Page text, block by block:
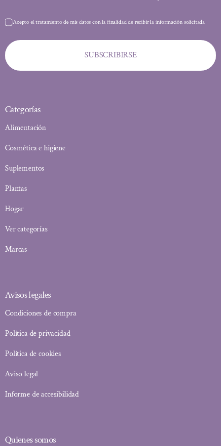
Acepto el tratamiento de mis datos con la finalidad de recibir la información solicitada
SUBSCRIBIRSE
Categorías
Alimentación
Cosmética e higiene
Suplementos
Plantas
Hogar
Ver categorías
Marcas
Avisos legales
Condiciones de compra
Política de privacidad
Política de cookies
Aviso legal
Informe de accesibilidad
Quienes somos